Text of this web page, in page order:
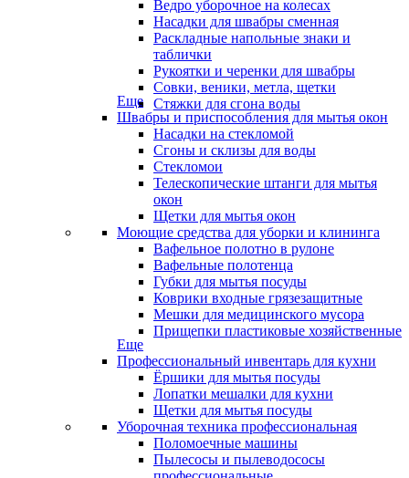
Ведро уборочное на колесах
Насадки для швабры сменная
Раскладные напольные знаки и
таблички
Рукоятки и черенки для швабры
Совки, веники, метла, щетки
Стяжки для сгона воды
Еще
Швабры и приспособления для мытья окон
Насадки на стекломой
Сгоны и склизы для воды
Стекломои
Телескопические штанги для мытья
окон
Щетки для мытья окон
Моющие средства для уборки и клининга
Вафельное полотно в рулоне
Вафельные полотенца
Губки для мытья посуды
Коврики входные грязезащитные
Мешки для медицинского мусора
Прищепки пластиковые хозяйственные
Еще
Профессиональный инвентарь для кухни
Ёршики для мытья посуды
Лопатки мешалки для кухни
Щетки для мытья посуды
Уборочная техника профессиональная
Поломоечные машины
Пылесосы и пылеводососы